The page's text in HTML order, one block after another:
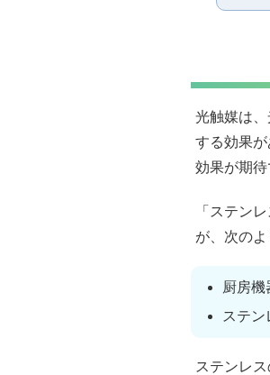
光触媒は
する効果
効果が期
「ステン
が、次のよ
厨房機
ステ
ステンレ